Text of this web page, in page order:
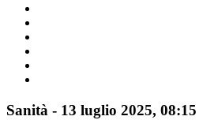
Sanità - 13 luglio 2025, 08:15